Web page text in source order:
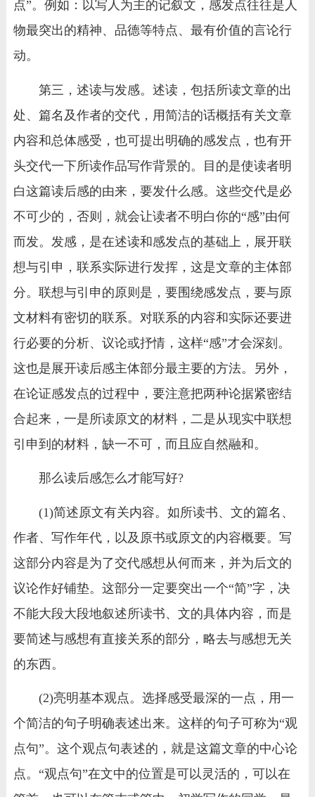
点”。例如：以写人为主的记叙文，感发点往往是人
物最突出的精神、品德等特点、最有价值的言论行
动。
第三，述读与发感。述读，包括所读文章的出
处、篇名及作者的交代，用简洁的话概括有关文章
内容和总体感受，也可提出明确的感发点，也有开
头交代一下所读作品写作背景的。目的是使读者明
白这篇读后感的由来，要发什么感。这些交代是必
不可少的，否则，就会让读者不明白你的“感”由何
而发。发感，是在述读和感发点的基础上，展开联
想与引申，联系实际进行发挥，这是文章的主体部
分。联想与引申的原则是，要围绕感发点，要与原
文材料有密切的联系。对联系的内容和实际还要进
行必要的分析、议论或抒情，这样“感”才会深刻。
这也是展开读后感主体部分最主要的方法。另外，
在论证感发点的过程中，要注意把两种论据紧密结
合起来，一是所读原文的材料，二是从现实中联想
引申到的材料，缺一不可，而且应自然融和。
那么读后感怎么才能写好?
(1)简述原文有关内容。如所读书、文的篇名、
作者、写作年代，以及原书或原文的内容概要。写
这部分内容是为了交代感想从何而来，并为后文的
议论作好铺垫。这部分一定要突出一个“简”字，决
不能大段大段地叙述所读书、文的具体内容，而是
要简述与感想有直接关系的部分，略去与感想无关
的东西。
(2)亮明基本观点。选择感受最深的一点，用一
个简洁的句子明确表述出来。这样的句子可称为“观
点句”。这个观点句表述的，就是这篇文章的中心论
点。“观点句”在文中的位置是可以灵活的，可以在